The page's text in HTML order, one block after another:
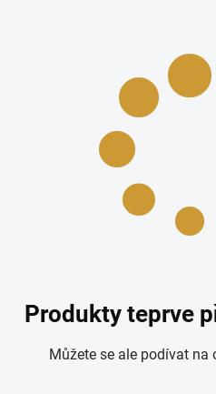
Produkty teprve
Můžete se ale podívat na